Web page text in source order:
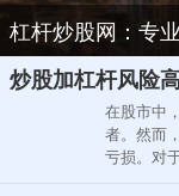
杠杆炒股网：专
炒股加杠杆风险
在股市中
者。然而
亏损。对